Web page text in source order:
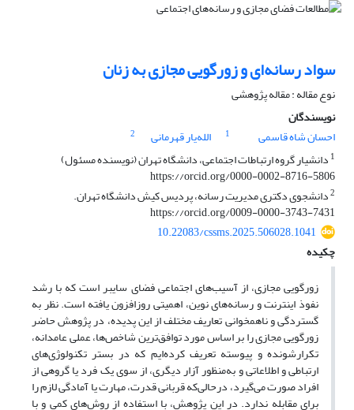
سواد رسانه‌ای و زورگویی مجازی به زنان
نوع مقاله : مقاله پژوهشی
نویسندگان
احسان شاه قاسمی
1 الله‌یار قهرمانی
2
1 دانشیار گروه ارتباطات اجتماعی، دانشگاه تهران (نویسنده مسئول)
https://orcid.org/0000-0002-8716-5806
2دانشجوی دکتری مدیریت رسانه، پردیس کیش دانشگاه تهران.
https://orcid.org/0009-0000-3743-7431
10.22083/cssms.2025.506028.1041
چکیده
زورگویی مجازی، از آسیب‌های اجتماعی فضای سایبر است که با رشد
نفوذ اینترنت و رسانه‌های نوین، اهمیتی روزافزون یافته است. نظر به
گستردگی و ناهمخوانی تعاریف مختلف از این پدیده، در پژوهش حاضر
زورگویی مجازی را بر اساس مورد توافق‌ترین شاخص‌ها، عملی عامدانه،
تکرارشونده و پیوسته تعریف کرده‌ایم که در بستر تکنولوژی‌های
ارتباطی و اطلاعاتی و به‌منظور آزار دیگری، از سوی یک فرد یا گروهی از
افراد صورت می‌گیرد، درحالی‌که قربانی قدرت، مهارت یا آمادگی لازم را
برای مقابله ندارد. در این پژوهش، با استفاده از روش‌های کمی و با